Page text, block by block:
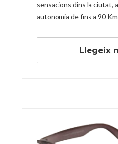
sensacions dins la ciutat,
autonomia de fins a 90
Llegeix